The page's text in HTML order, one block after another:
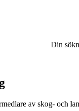
Din
av skog- och